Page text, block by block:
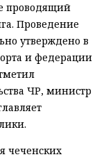
проводящий
Проведение
утверждено в
и федерации
ЧР, министр
чеченских